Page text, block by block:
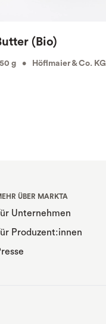
(Bio)
g • Höflmaier & Co. KG
ÜBER MARKTA
Unternehmen
Produzent:innen